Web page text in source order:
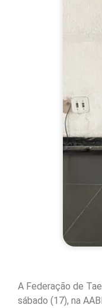
A Federação de
sábado (17), na